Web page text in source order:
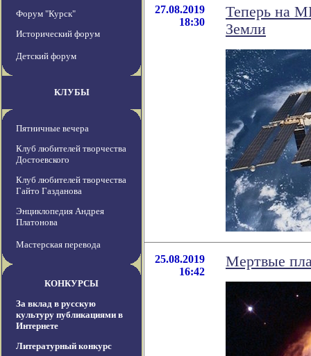
Форум "Курск"
Исторический форум
Детский форум
КЛУБЫ
Пятничные вечера
Клуб любителей творчества
Достоевского
Клуб любителей творчества
Гайто Газданова
Энциклопедия Андрея
Платонова
Мастерская перевода
КОНКУРСЫ
За вклад в русскую
культуру публикациями в
Интернете
Литературный конкурс
27.08.2019
18:30
Теперь на
Земли
25.08.2019
16:42
Мертвые